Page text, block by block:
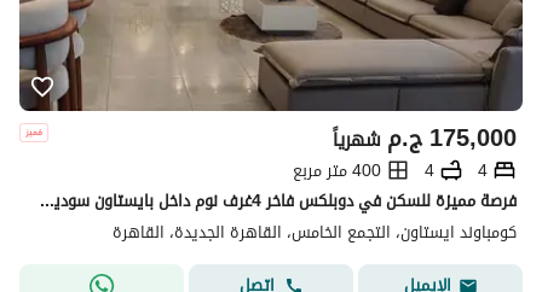
ج.م175,000 شهرياً
4
4
400 متر مربع
فرصة مميزة للسكن في دوبلكس فاخر 4غرف نوم داخل بايستاون سوديك، بتشطيب راقٍ وحالة أول سكن. القاهرة الجديدة
كومباوند ايستاون، التجمع الخامس، القاهرة الجديدة، القاهرة
الإيميل
اتصل